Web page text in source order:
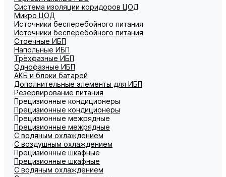
Система изоляции коридоров ЦОД
Микро ЦОД
Источники бесперебойного питания
Источники бесперебойного питания
Стоечные ИБП
Напольные ИБП
Трёхфазные ИБП
Однофазные ИБП
АКБ и блоки батарей
Дополнительные элементы для ИБП
Резервирование питания
Прецизионные кондиционеры
Прецизионные кондиционеры
Прецизионные межрядные
Прецизионные межрядные
С водяным охлаждением
С воздушным охлаждением
Прецизионные шкафные
Прецизионные шкафные
С водяным охлаждением